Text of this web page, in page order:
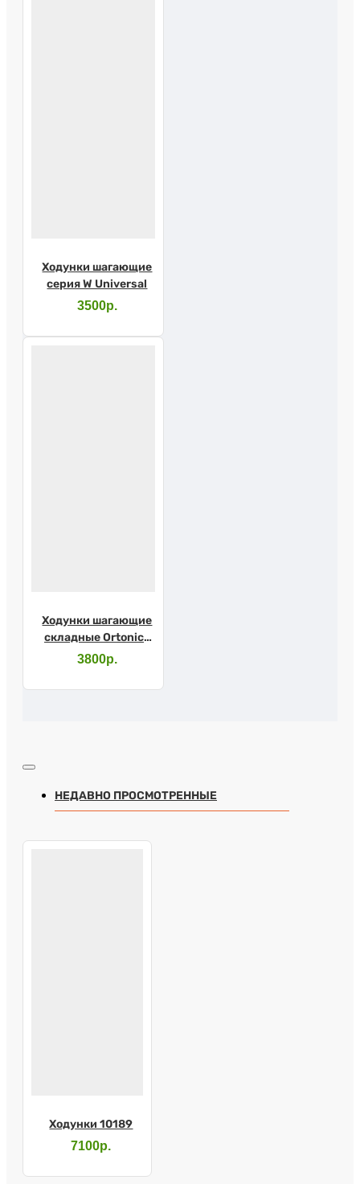
Ходунки шагающие
серия W Universal
3500р.
Ходунки шагающие
складные Ortonica
XS305
3800р.
НЕДАВНО ПРОСМОТРЕННЫЕ
Ходунки 10189
7100р.